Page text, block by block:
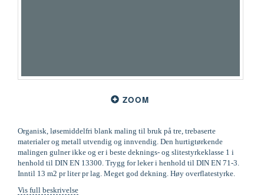
ZOOM
Organisk, løsemiddelfri blank maling til bruk på tre, trebaserte
materialer og metall utvendig og innvendig. Den hurtigtørkende
malingen gulner ikke og er i beste deknings- og slitestyrkeklasse 1 i
henhold til DIN EN 13300. Trygg for leker i henhold til DIN EN 71-3.
Inntil 13 m2 pr liter pr lag. Meget god dekning. Høy overflatestyrke.
Vis full beskrivelse